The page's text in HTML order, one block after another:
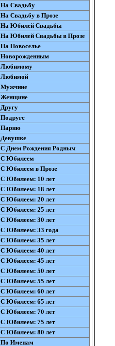
На Свадьбу
На Свадьбу в Прозе
На Юбилей Свадьбы
На Юбилей Свадьбы в Прозе
На Новоселье
Новорожденным
Любимому
Любимой
Мужчине
Женщине
Другу
Подруге
Парню
Девушке
С Днем Рождения Родным
С Юбилеем
С Юбилеем в Прозе
С Юбилеем: 10 лет
С Юбилеем: 18 лет
С Юбилеем: 20 лет
С Юбилеем: 25 лет
С Юбилеем: 30 лет
С Юбилеем: 33 года
С Юбилеем: 35 лет
С Юбилеем: 40 лет
С Юбилеем: 45 лет
С Юбилеем: 50 лет
С Юбилеем: 55 лет
С Юбилеем: 60 лет
С Юбилеем: 65 лет
С Юбилеем: 70 лет
С Юбилеем: 75 лет
С Юбилеем: 80 лет
По Именам